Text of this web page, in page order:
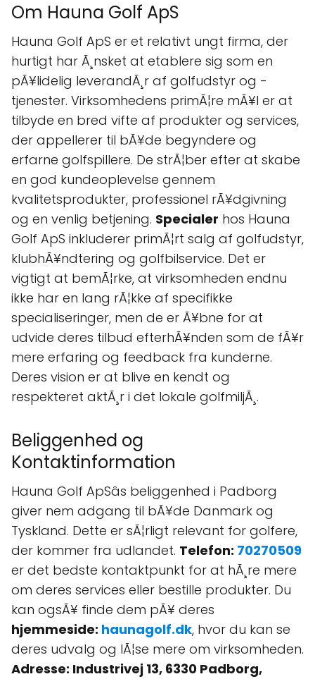
Om Hauna Golf ApS
Hauna Golf ApS er et relativt ungt firma, der
hurtigt har Ã¸nsket at etablere sig som en
pÃ¥lidelig leverandÃ¸r af golfudstyr og -
tjenester. Virksomhedens primÃ¦re mÃ¥l er at
tilbyde en bred vifte af produkter og services,
der appellerer til bÃ¥de begyndere og
erfarne golfspillere. De strÃ¦ber efter at skabe
en god kundeoplevelse gennem
kvalitetsprodukter, professionel rÃ¥dgivning
og en venlig betjening. Specialer hos Hauna
Golf ApS inkluderer primÃ¦rt salg af golfudstyr,
klubhÃ¥ndtering og golfbilservice. Det er
vigtigt at bemÃ¦rke, at virksomheden endnu
ikke har en lang rÃ¦kke af specifikke
specialiseringer, men de er Ã¥bne for at
udvide deres tilbud efterhÃ¥nden som de fÃ¥r
mere erfaring og feedback fra kunderne.
Deres vision er at blive en kendt og
respekteret aktÃ¸r i det lokale golfmiljÃ¸.
Beliggenhed og
Kontaktinformation
Hauna Golf ApSâs beliggenhed i Padborg
giver nem adgang til bÃ¥de Danmark og
Tyskland. Dette er sÃ¦rligt relevant for golfere,
der kommer fra udlandet. Telefon: 70270509
er det bedste kontaktpunkt for at hÃ¸re mere
om deres services eller bestille produkter. Du
kan ogsÃ¥ finde dem pÃ¥ deres
hjemmeside: haunagolf.dk, hvor du kan se
deres udvalg og lÃ¦se mere om virksomheden.
Adresse: Industrivej 13, 6330 Padborg,